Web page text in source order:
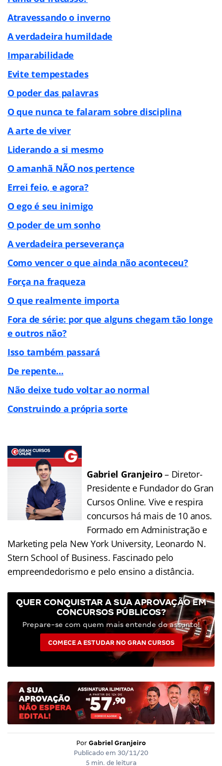
Atravessando o inverno
A verdadeira humildade
Imparabilidade
Evite tempestades
O poder das palavras
O que nunca te falaram sobre disciplina
A arte de viver
Liderando a si mesmo
O amanhã NÃO nos pertence
Errei feio, e agora?
O ego é seu inimigo
O poder de um sonho
A verdadeira perseverança
Como vencer o que ainda não aconteceu?
Força na fraqueza
O que realmente importa
Fora de série: por que alguns chegam tão longe
e outros não?
Isso também passará
De repente…
Não deixe tudo voltar ao normal
Construindo a própria sorte
Gabriel Granjeiro– Diretor-
Presidente e Fundador do Gran
Cursos Online. Vive e respira
concursos há mais de 10 anos.
Formado em Administração e
Marketing pela New York University, Leonardo N.
Stern School of Business. Fascinado pelo
empreendedorismo e pelo ensino a distância.
QUER CONQUISTAR A SUA APROVAÇÃO EM
CONCURSOS PÚBLICOS?
Prepare-se com quem mais entende do assunto!
COMECE A ESTUDAR NO GRAN CURSOS
Por Gabriel Granjeiro
Publicado em 30/11/20
5 min. de leitura